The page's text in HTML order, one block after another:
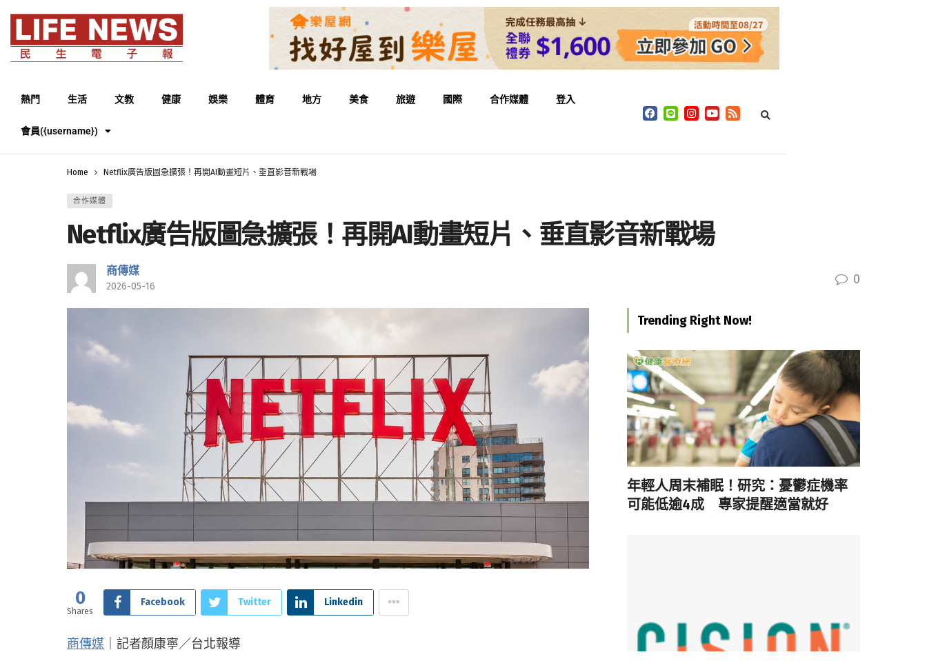
熱門 生活 文教 健康 娛樂 體育 地方 美食 旅遊 國際 合作媒體 登入
會員({username})
Home Netflix廣告版圖急擴張！再開AI動畫短片、垂直影音新戰場
合作媒體
Netflix廣告版圖急擴張！再開AI動畫短片、垂直影音新戰場
商傳媒
2026-05-16 0
0
Shares
Facebook Twitter Linkedin
商傳媒 ｜記者顏康寧／台北報導
Trending Right Now!
年輕人周末補眠！研究：憂鬱症機率
可能低逾4成 專家提醒適當就好